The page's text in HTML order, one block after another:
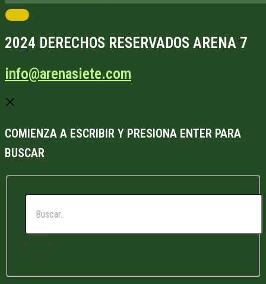
2024 DERECHOS RESERVADOS ARENA 7
info@arenasiete.com
COMIENZA A ESCRIBIR Y PRESIONA ENTER PARA
BUSCAR